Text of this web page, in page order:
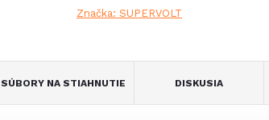
Značka: SUPERVOLT
SÚBORY NA STIAHNUTIE DISKUSIA